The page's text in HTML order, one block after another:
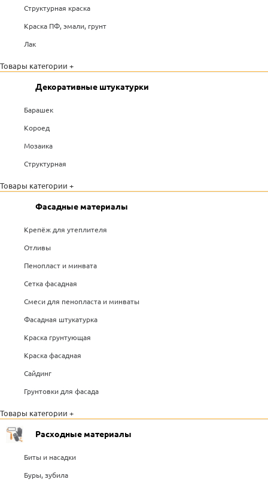
Структурная краска
Краска ПФ, эмали, грунт
Лак
Товары категории +
Декоративные штукатурки
Барашек
Короед
Мозаика
Структурная
Товары категории +
Фасадные материалы
Крепёж для утеплителя
Отливы
Пенопласт и минвата
Сетка фасадная
Смеси для пенопласта и минваты
Фасадная штукатурка
Краска грунтующая
Краска фасадная
Сайдинг
Грунтовки для фасада
Товары категории +
Расходные материалы
Биты и насадки
Буры, зубила